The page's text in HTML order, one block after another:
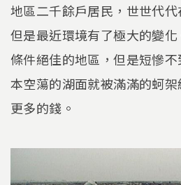
地區二千餘戶居民，世世代代
但是最近環境有了極大的變
條件絕佳的地區，但是短慘
本空蕩的湖面就被滿滿的蚵
更多的錢。